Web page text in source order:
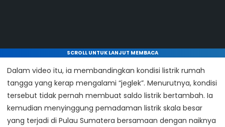
SCROLL UNTUK LANJUT MEMBACA
Dalam video itu, ia membandingkan kondisi listrik rumah
tangga yang kerap mengalami “jeglek”. Menurutnya, kondisi
tersebut tidak pernah membuat saldo listrik bertambah. Ia
kemudian menyinggung pemadaman listrik skala besar
yang terjadi di Pulau Sumatera bersamaan dengan naiknya